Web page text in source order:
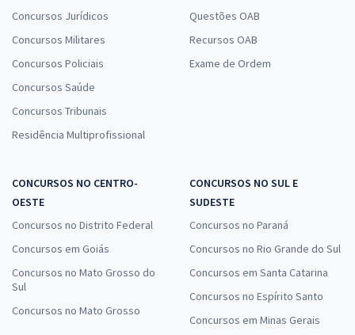
Concursos Jurídicos
Concursos Militares
Concursos Policiais
Concursos Saúde
Concursos Tribunais
Residência Multiprofissional
Questões OAB
Recursos OAB
Exame de Ordem
CONCURSOS NO CENTRO-
OESTE
Concursos no Distrito Federal
Concursos em Goiás
Concursos no Mato Grosso do
Sul
Concursos no Mato Grosso
CONCURSOS NO SUL E
SUDESTE
Concursos no Paraná
Concursos no Rio Grande do Sul
Concursos em Santa Catarina
Concursos no Espírito Santo
Concursos em Minas Gerais